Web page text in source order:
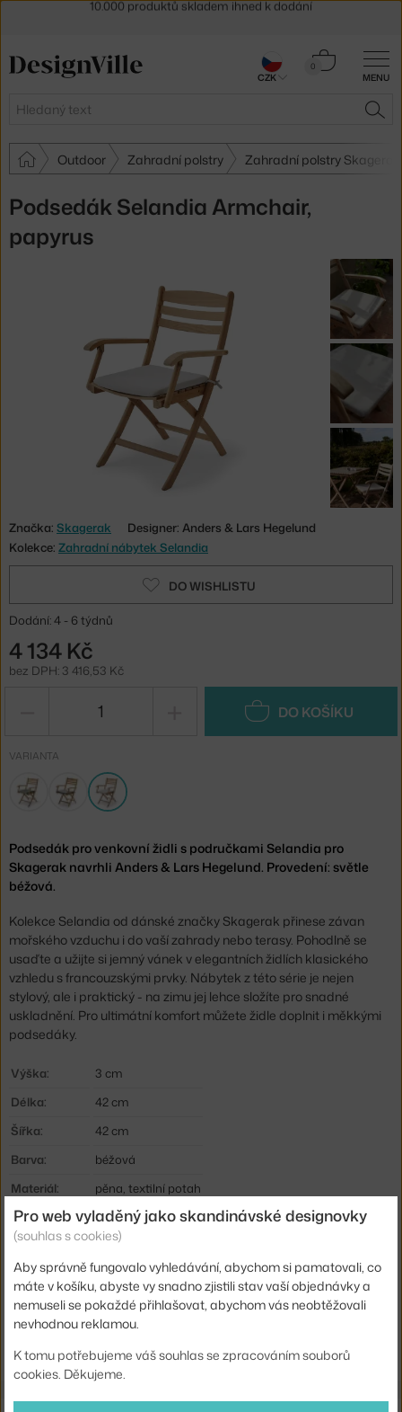
MENU
Hledat
0
Košík
Outdoor Zahradní polstry Zahradní polstry Skagerak
Podsedák Selandia Armchair,
papyrus
Značka: Skagerak
Designer: Anders & Lars Hegelund
Kolekce: Zahradní nábytek Selandia
DO WISHLISTU
Dodání: 4 - 6 týdnů
4 134 Kč
bez DPH: 3 416,53 Kč
DO KOŠÍKU
VARIANTA
Podsedák pro venkovní židli s područkami Selandia pro
Skagerak navrhli Anders & Lars Hegelund. Provedení: světle
béžová.
Kolekce Selandia od dánské značky Skagerak přinese závan
mořského vzduchu i do vaší zahrady nebo terasy. Pohodlně se
usaďte a užijte si jemný vánek v elegantních židlích klasického
vzhledu s francouzskými prvky. Nábytek z této série je nejen
stylový, ale i praktický - na zimu jej lehce složíte pro snadné
uskladnění. Pro ultimátní komfort můžete židle doplnit i měkkými
podsedáky.
Výška:
3 cm
Délka:
42 cm
Šířka:
42 cm
Barva:
béžová
Materiál:
pěna, textilní potah
Kód produktu SKA-1961142
EAN
5706420116622
Ste zo Slovenska? Prejdite naPodsedák Selandia Armchair,
papyrus
Shopping from the EU? Switch to
papyrus
30 dní na vrácení zboží
CZK
Pro web vyladěný jako skandinávské designovky
(souhlas s cookies)
Aby správně fungovalo vyhledávání, abychom si pamatovali, co
máte v košíku, abyste vy snadno zjistili stav vaší objednávky a
nemuseli se pokaždé přihlašovat, abychom vás neobtěžovali
nevhodnou reklamou.
K tomu potřebujeme váš souhlas se zpracováním souborů
cookies. Děkujeme.